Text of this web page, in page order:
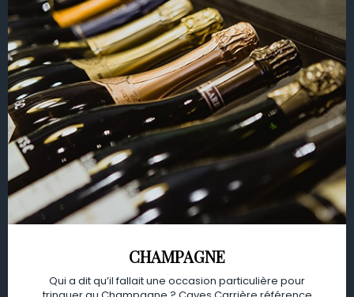
CHAMPAGNE
Qui a dit qu’il fallait une occasion particulière pour